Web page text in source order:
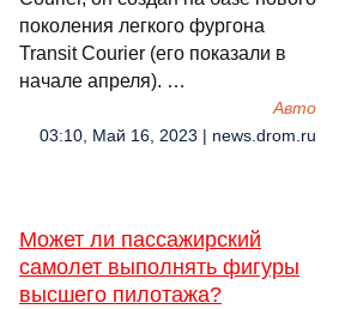
поколения легкого фургона
Transit Courier (его показали в
начале апреля). …
Авто
03:10, Май 16, 2023 | news.drom.ru
Может ли пассажирский
самолет выполнять фигуры
высшего пилотажа?